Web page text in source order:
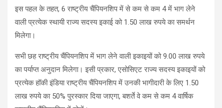
इस पहल के तहत, 6 राष्ट्रीय चैंपियनशिप में से कम से कम 4 में भाग लेने
वाली प्रत्येक स्थायी राज्य सदस्य इकाई को 1.50 लाख रुपये का समर्थन
मिलेगा।
सभी छह राष्ट्रीय चैंपियनशिप में भाग लेने वाली इकाइयों को 9.00 लाख रुपये
का पर्याप्त अनुदान मिलेगा। इसी प्रकार, एसोसिएट राज्य सदस्य इकाइयों को
प्रत्येक हॉकी इंडिया राष्ट्रीय चैंपियनशिप में उनकी भागीदारी के लिए 1.50
लाख रुपये का 50% पुरस्कार दिया जाएगा, बशर्ते वे कम से कम 4 वार्षिक